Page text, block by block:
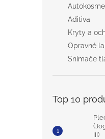
Aditiva
Kryty a
Opravné
Snímače
Top 10
III)